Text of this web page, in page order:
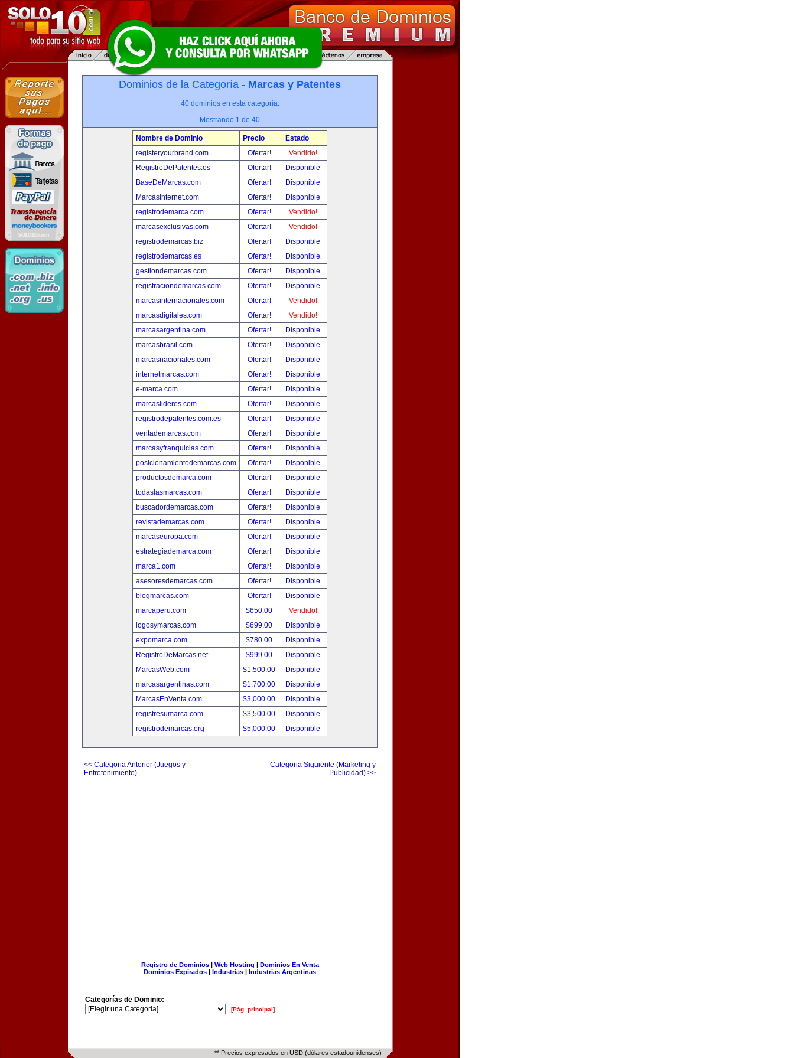
Dominios de la Categoría - Marcas y Patentes
40 dominios en esta categoría.
Mostrando 1 de 40
Nombre de Dominio Precio
Estado
registeryourbrand.com
Ofertar!
Vendido!
RegistroDePatentes.es
Ofertar!
Disponible
BaseDeMarcas.com
Ofertar!
Disponible
MarcasInternet.com
Ofertar!
Disponible
registrodemarca.com
Ofertar!
Vendido!
marcasexclusivas.com
Ofertar!
Vendido!
registrodemarcas.biz
Ofertar!
Disponible
registrodemarcas.es
Ofertar!
Disponible
gestiondemarcas.com
Ofertar!
Disponible
registraciondemarcas.com
Ofertar!
Disponible
marcasinternacionales.com
Ofertar!
Vendido!
marcasdigitales.com
Ofertar!
Vendido!
marcasargentina.com
Ofertar!
Disponible
marcasbrasil.com
Ofertar!
Disponible
marcasnacionales.com
Ofertar!
Disponible
internetmarcas.com
Ofertar!
Disponible
e-marca.com
Ofertar!
Disponible
marcaslideres.com
Ofertar!
Disponible
registrodepatentes.com.es
Ofertar!
Disponible
ventademarcas.com
Ofertar!
Disponible
marcasyfranquicias.com
Ofertar!
Disponible
posicionamientodemarcas.com
Ofertar!
Disponible
productosdemarca.com
Ofertar!
Disponible
todaslasmarcas.com
Ofertar!
Disponible
buscadordemarcas.com
Ofertar!
Disponible
revistademarcas.com
Ofertar!
Disponible
marcaseuropa.com
Ofertar!
Disponible
estrategiademarca.com
Ofertar!
Disponible
marca1.com
Ofertar!
Disponible
asesoresdemarcas.com
Ofertar!
Disponible
blogmarcas.com
Ofertar!
Disponible
marcaperu.com
$650.00
Vendido!
logosymarcas.com
$699.00
Disponible
expomarca.com
$780.00
Disponible
RegistroDeMarcas.net
$999.00
Disponible
MarcasWeb.com
$1,500.00
Disponible
marcasargentinas.com
$1,700.00
Disponible
MarcasEnVenta.com
$3,000.00
Disponible
registresumarca.com
$3,500.00
Disponible
registrodemarcas.org
$5,000.00 Disponible
<< Categoria Anterior (Juegos y
Entretenimiento)
Categoria Siguiente (Marketing y
Publicidad) >>
Registro de Dominios| Web Hosting | Dominios En Venta
Dominios Expirados | Industrias | Industrias Argentinas
Categorías de Dominio:
[Pág. principal]
** Precios expresados en USD (dólares estadounidenses)